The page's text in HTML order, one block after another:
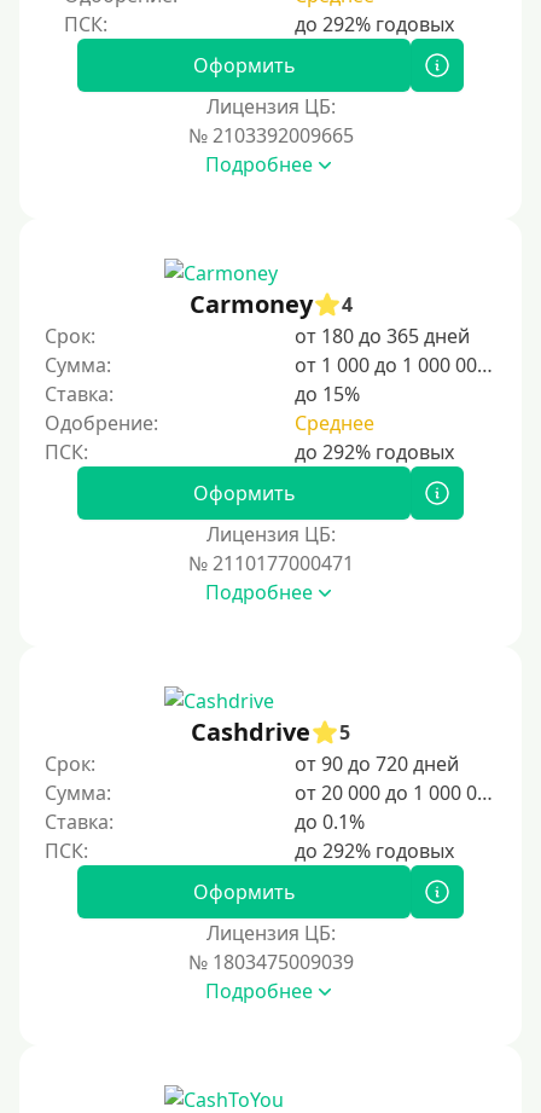
Оформить
Лицензия ЦБ:
№ 2103392009665
Подробнее
Carmoney
4
Срок:
от 180 до 365 дней
Сумма:
от 1 000 до 1 000 000 ₽
Ставка:
до 15%
Одобрение:
Среднее
Оформить
Лицензия ЦБ:
№ 2110177000471
Подробнее
Cashdrive
5
Срок:
от 90 до 720 дней
Сумма:
от 20 000 до 1 000 000 ₽
Ставка:
до 0.1%
Оформить
Лицензия ЦБ:
№ 1803475009039
Подробнее